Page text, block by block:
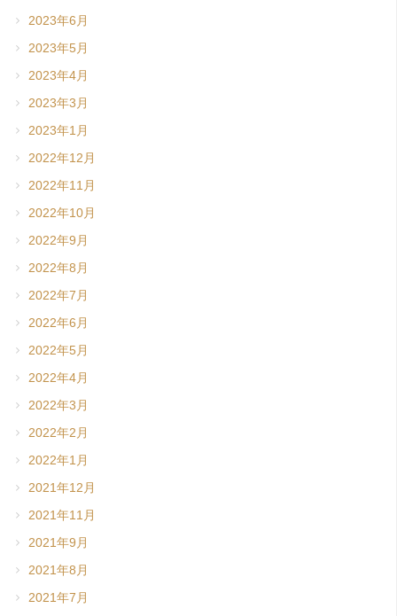
2023年6月
2023年5月
2023年4月
2023年3月
2023年1月
2022年12月
2022年11月
2022年10月
2022年9月
2022年8月
2022年7月
2022年6月
2022年5月
2022年4月
2022年3月
2022年2月
2022年1月
2021年12月
2021年11月
2021年9月
2021年8月
2021年7月